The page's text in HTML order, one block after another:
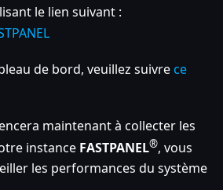
le lien suivant :
de bord, veuillez suivre ce
maintenant à collecter les
instance FASTPANEL®, vous
les performances du système